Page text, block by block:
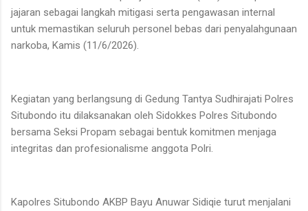
jajaran sebagai langkah mitigasi serta pengawasan internal
untuk memastikan seluruh personel bebas dari penyalahgunaan
narkoba, Kamis (11/6/2026).
Kegiatan yang berlangsung di Gedung Tantya Sudhirajati Polres
Situbondo itu dilaksanakan oleh Sidokkes Polres Situbondo
bersama Seksi Propam sebagai bentuk komitmen menjaga
integritas dan profesionalisme anggota Polri.
Kapolres Situbondo AKBP Bayu Anuwar Sidiqie turut menjalani